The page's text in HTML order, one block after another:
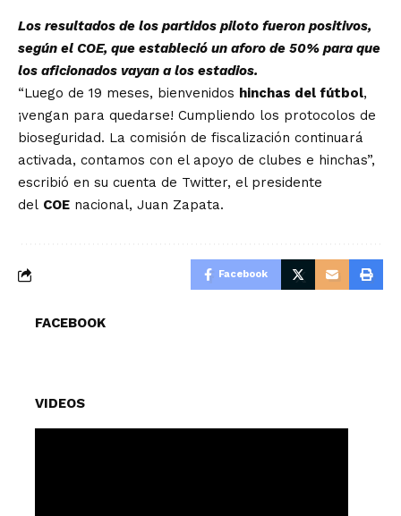
Los resultados de los partidos piloto fueron positivos,
según el COE, que estableció un aforo de 50% para que
los aficionados vayan a los estadios.
“Luego de 19 meses, bienvenidos hinchas del fútbol,
¡vengan para quedarse! Cumpliendo los protocolos de
bioseguridad. La comisión de fiscalización continuará
activada, contamos con el apoyo de clubes e hinchas”,
escribió en su cuenta de Twitter, el presidente
del COE nacional, Juan Zapata.
Facebook
FACEBOOK
VIDEOS